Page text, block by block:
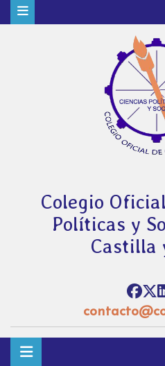
Colegio
Políticas y
Castilla